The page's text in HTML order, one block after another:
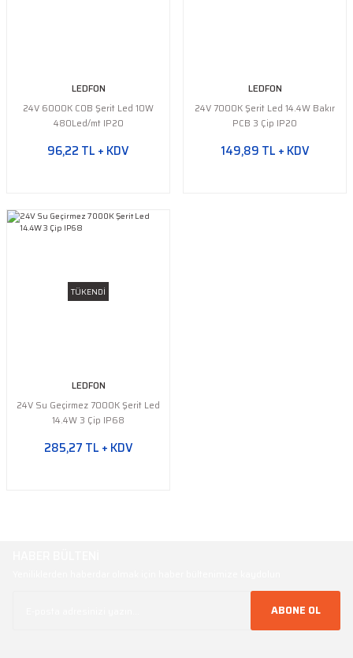
LEDFON
24V 6000K COB Şerit Led 10W
480Led/mt IP20
96,22 TL + KDV
LEDFON
24V 7000K Şerit Led 14.4W Bakır
PCB 3 Çip IP20
149,89 TL + KDV
TÜKENDİ
LEDFON
24V Su Geçirmez 7000K Şerit Led
14.4W 3 Çip IP68
285,27 TL + KDV
ABONE OL